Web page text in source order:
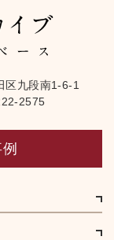
区九段南1-6-1
2575